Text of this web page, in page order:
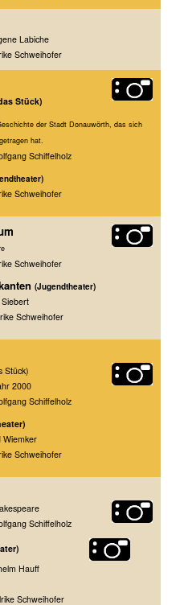
Labiche
Schweihofer
Stück)
der Stadt Donauwörth, das sich
hat.
Schiffelholz
Schweihofer
Schweihofer
(Jugendtheater)
Schweihofer
Stück)
2000
Schiffelholz
Wiemker
Schweihofer
Schiffelholz
Wilhelm Hauff
Böhner
Schweihofer